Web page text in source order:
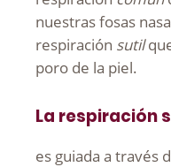
nuestras fosas
respiración sutil
poro de la piel.
La respiración
es guiada a través